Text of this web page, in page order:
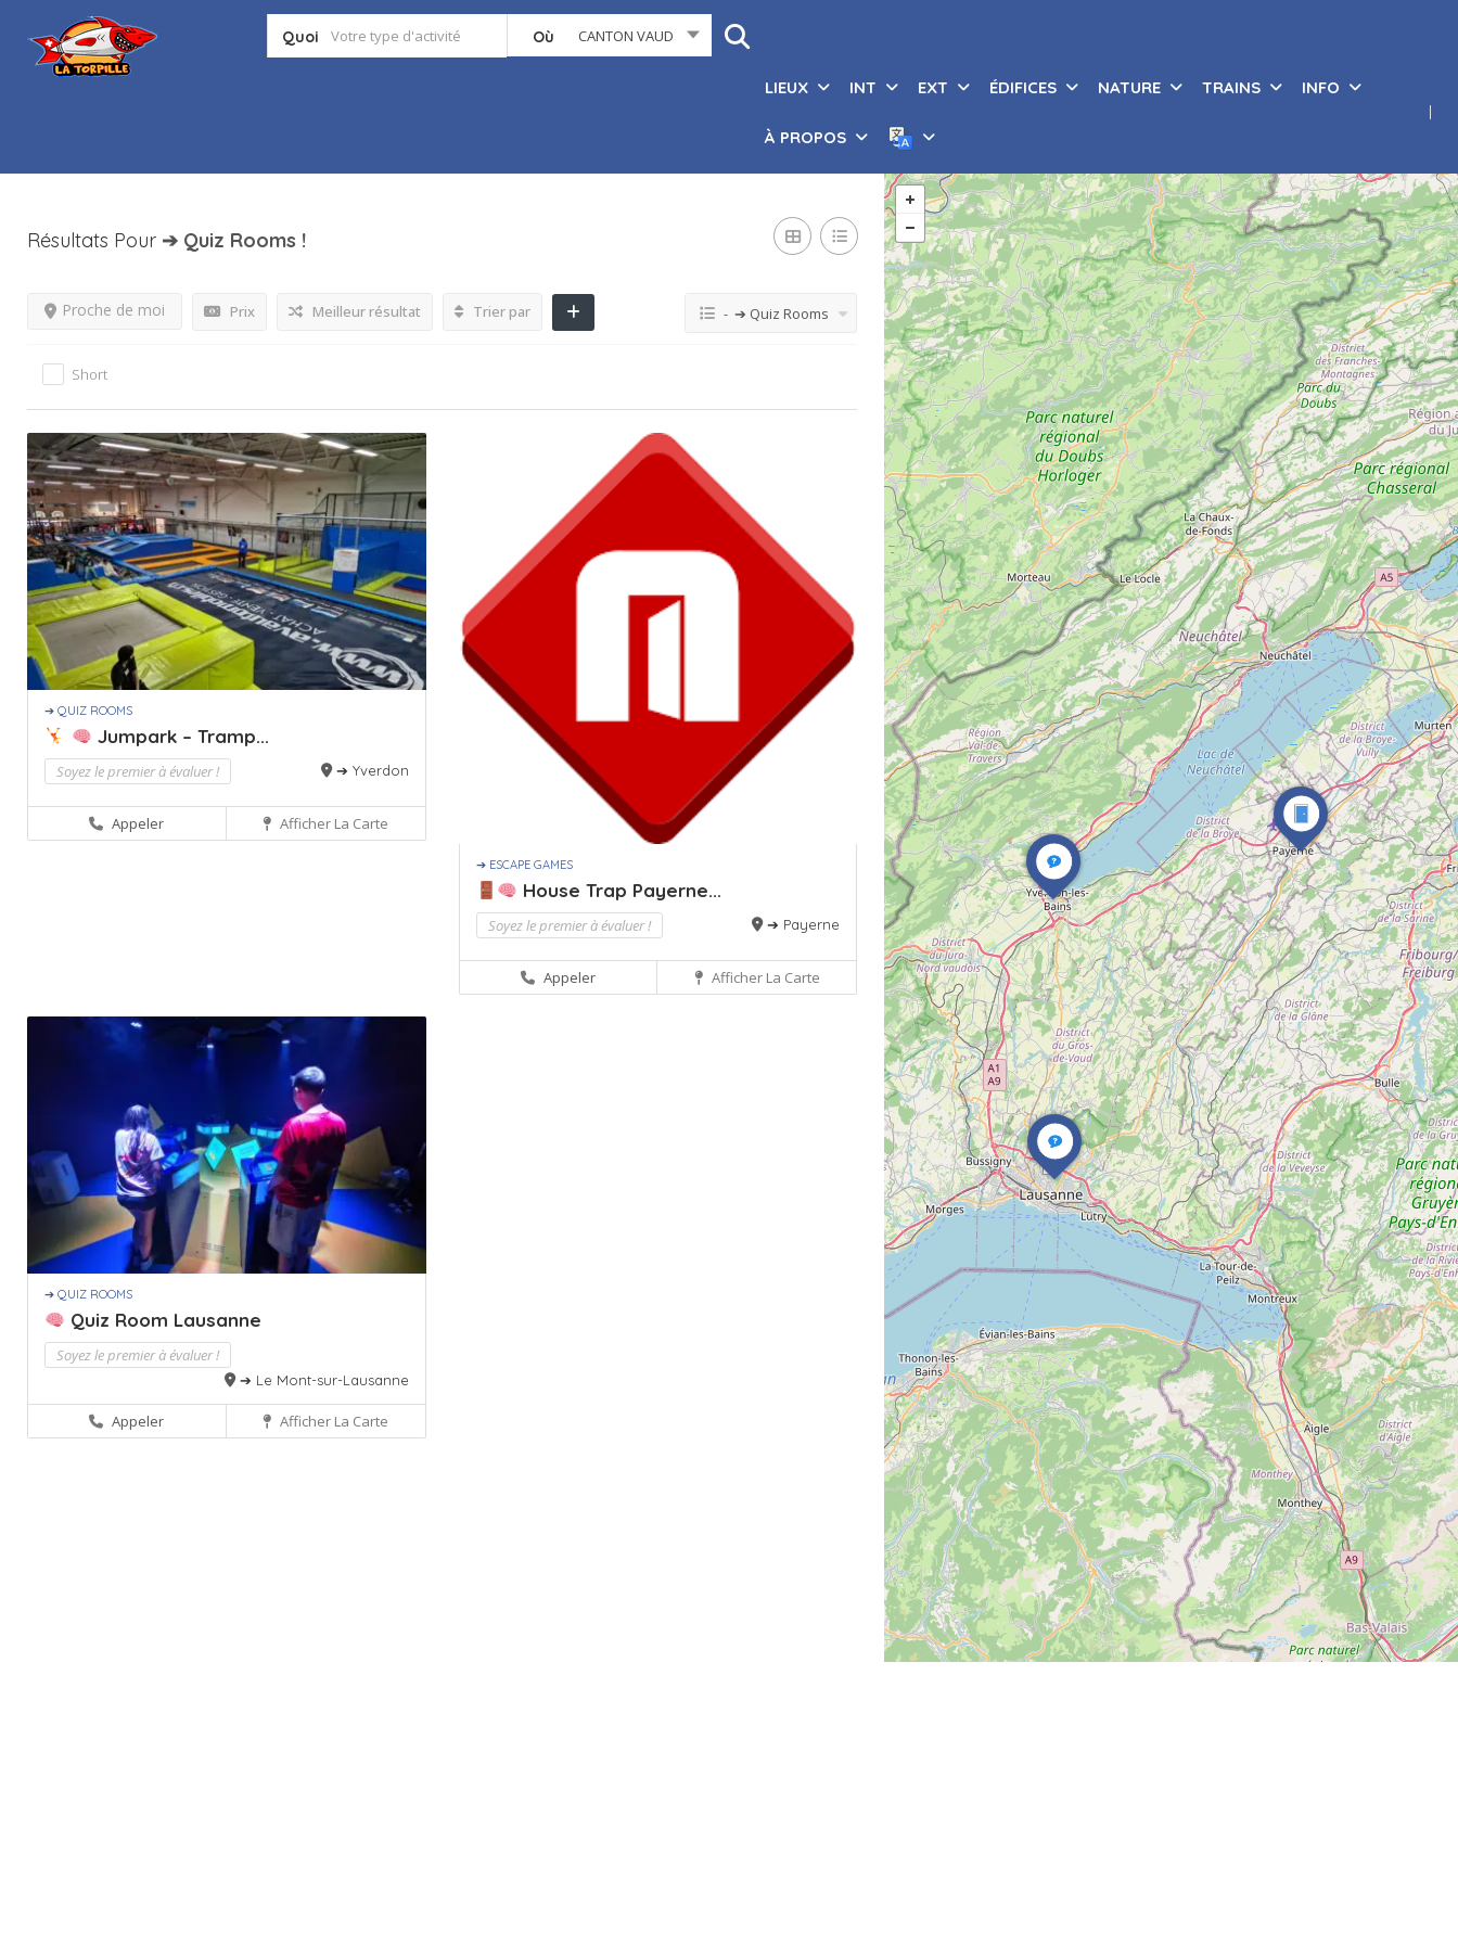
Quoi Où CANTON VAUD
LIEUX INT EXT ÉDIFICES NATURE TRAINS INFO
À PROPOS
Résultats Pour ➔ Quiz Rooms !
Prix
Proche de moi Meilleur résultat Trier par - ➔ Quiz Rooms
Short
➔ QUIZ ROOMS
Jumpark – Tramp...
Soyez le premier à évaluer ! ➔ Yverdon
Appeler Afficher La Carte
➔ ESCAPE GAMES
House Trap Payerne...
Soyez le premier à évaluer ! ➔ Payerne
Appeler Afficher La Carte
➔ QUIZ ROOMS
Quiz Room Lausanne
Soyez le premier à évaluer !
➔ Le Mont-sur-Lausanne
Appeler Afficher La Carte